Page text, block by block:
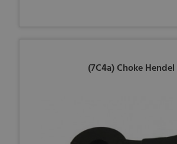
(7C4a) Choke Hendel